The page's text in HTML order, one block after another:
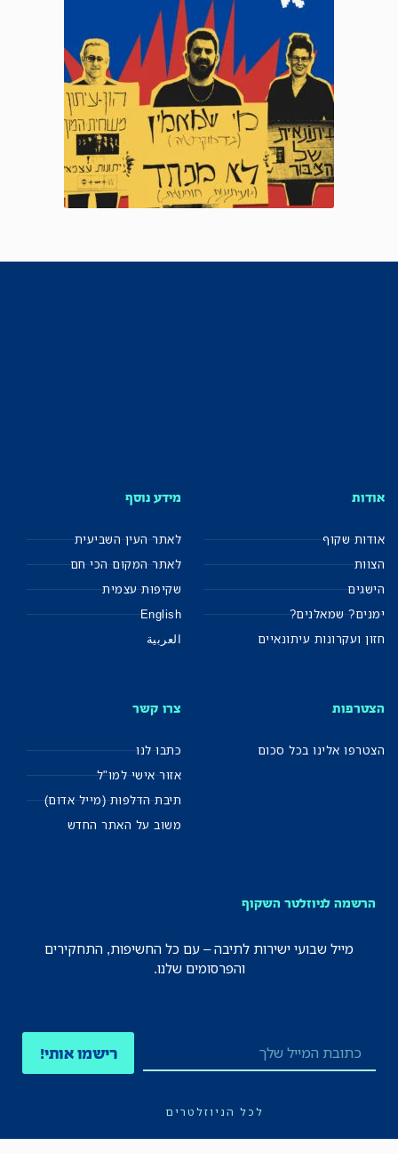
אודות
אודות שקוף
הצוות
הישגים
ימנים? שמאלנים?
חזון ועקרונות עיתונאיים
מידע נוסף
לאתר העין השביעית
לאתר המקום הכי חם
שקיפות עצמית
English
العربية
הצטרפות
הצטרפו אלינו בכל סכום
צרו קשר
כתבו לנו
אזור אישי למו"ל
תיבת הדלפות (מייל אדום)
משוב על האתר החדש
הרשמה לניוזלטר השקוף
מייל שבועי ישירות לתיבה – עם כל החשיפות, התחקירים
והפרסומים שלנו.
רישמו אותי!
לכל הניוזלטרים